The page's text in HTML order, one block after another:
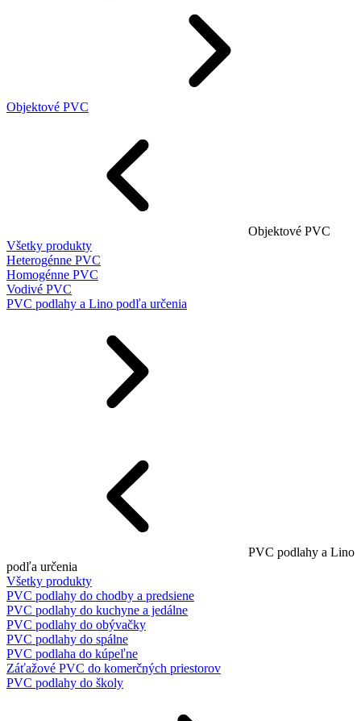
Objektové PVC
Objektové PVC
Všetky produkty
Heterogénne PVC
Homogénne PVC
Vodivé PVC
PVC podlahy a Lino podľa určenia
PVC podlahy a Lino
podľa určenia
Všetky produkty
PVC podlahy do chodby a predsiene
PVC podlahy do kuchyne a jedálne
PVC podlahy do obývačky
PVC podlahy do spálne
PVC podlaha do kúpeľne
Záťažové PVC do komerčných priestorov
PVC podlahy do školy